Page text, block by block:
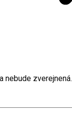
nebude zverejnená.